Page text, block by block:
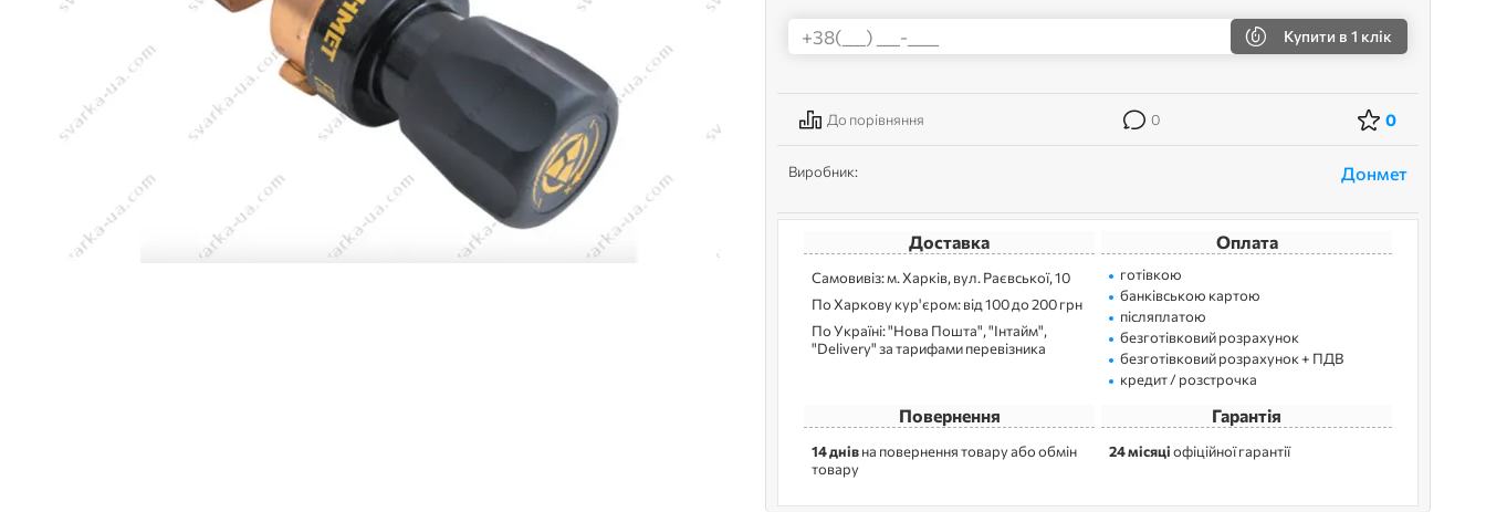
Купити в 1 клік
До порівняння 0 0
Виробник: Донмет
Доставка
Самовивіз: м. Харків, вул. Раєвської, 10
По Харкову кур'єром: від 100 до 200 грн
По Україні: "Нова Пошта", "Інтайм",
"Delivery" за тарифами перевізника
Оплата
готівкою
банківською картою
післяплатою
безготівковий розрахунок
безготівковий розрахунок + ПДВ
кредит / розстрочка
Повернення
14 днівна повернення товару або обмін
товару
Гарантія
24 місяціофіційної гарантії